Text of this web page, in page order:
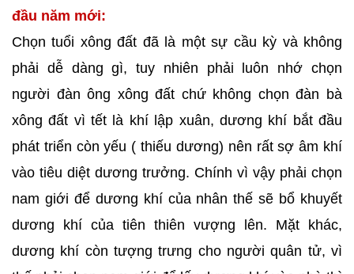
đầu năm mới:
Chọn tuổi xông đất đã là một sự cầu kỳ và không
phải dễ dàng gì, tuy nhiên phải luôn nhớ chọn
người đàn ông xông đất chứ không chọn đàn bà
xông đất vì tết là khí lập xuân, dương khí bắt đầu
phát triển còn yếu ( thiếu dương) nên rất sợ âm khí
vào tiêu diệt dương trưởng. Chính vì vậy phải chọn
nam giới để dương khí của nhân thế sẽ bổ khuyết
dương khí của tiên thiên vượng lên. Mặt khác,
dương khí còn tượng trưng cho người quân tử, vì